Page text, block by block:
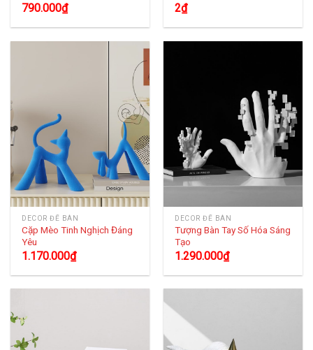
790.000₫ 2₫
DECOR ĐỂ BÀN
Cặp Mèo Tinh Nghịch Đáng
Yêu
1.170.000₫
DECOR ĐỂ BÀN
Tượng Bàn Tay Số Hóa Sáng
Tạo
1.290.000₫